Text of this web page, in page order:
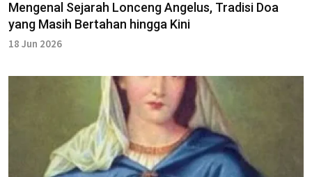
Mengenal Sejarah Lonceng Angelus, Tradisi Doa
yang Masih Bertahan hingga Kini
18 Jun 2026